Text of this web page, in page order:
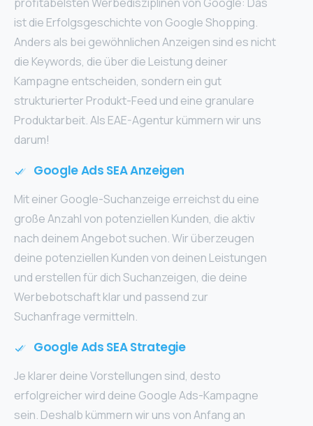
ist die Erfolgsgeschichte von Google Shopping.
Anders als bei gewöhnlichen Anzeigen sind es nicht
die Keywords, die über die Leistung deiner
Kampagne entscheiden, sondern ein gut
strukturierter Produkt-Feed und eine granulare
Produktarbeit. Als EAE-Agentur kümmern wir uns
darum!
Google Ads SEA Anzeigen
Mit einer Google-Suchanzeige erreichst du eine
große Anzahl von potenziellen Kunden, die aktiv
nach deinem Angebot suchen. Wir überzeugen
deine potenziellen Kunden von deinen Leistungen
und erstellen für dich Suchanzeigen, die deine
Werbebotschaft klar und passend zur
Suchanfrage vermitteln.
Google Ads SEA Strategie
Je klarer deine Vorstellungen sind, desto
erfolgreicher wird deine Google Ads-Kampagne
sein. Deshalb kümmern wir uns von Anfang an